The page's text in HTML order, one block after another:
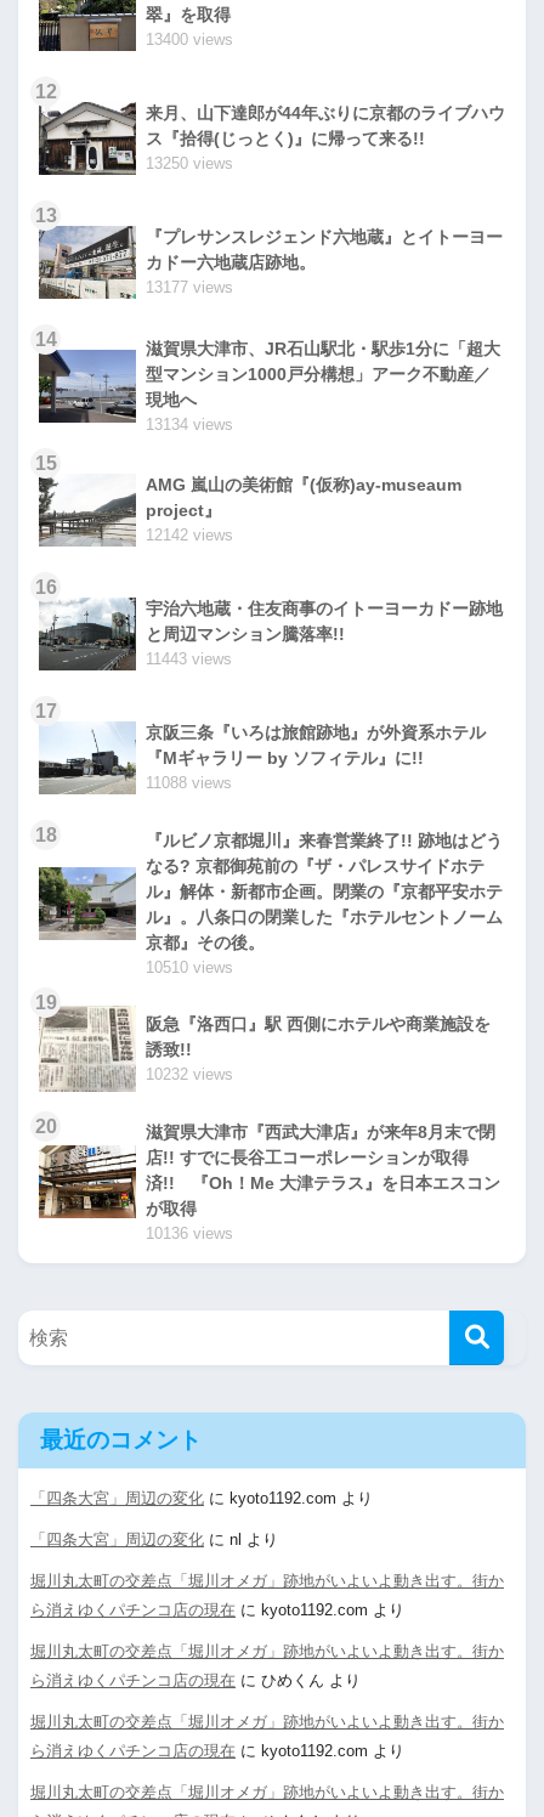
翠』を取得
13400 views
12
来月、山下達郎が44年ぶりに京都のライブハウ
ス『拾得(じっとく)』に帰って来る!!
13250 views
13
『プレサンスレジェンド六地蔵』とイトーヨー
カドー六地蔵店跡地。
13177 views
14
滋賀県大津市、JR石山駅北・駅歩1分に「超大
型マンション1000戸分構想」アーク不動産／
現地へ
13134 views
15
AMG 嵐山の美術館『(仮称)ay-museaum
project』
12142 views
16
宇治六地蔵・住友商事のイトーヨーカドー跡地
と周辺マンション騰落率!!
11443 views
17
京阪三条『いろは旅館跡地』が外資系ホテル
『Mギャラリー by ソフィテル』に!!
11088 views
18
『ルビノ京都堀川』来春営業終了!! 跡地はどう
なる? 京都御苑前の『ザ・パレスサイドホテ
ル』解体・新都市企画。閉業の『京都平安ホテ
ル』。八条口の閉業した『ホテルセントノーム
京都』その後。
10510 views
19
阪急『洛西口』駅 西側にホテルや商業施設を
誘致!!
10232 views
20
滋賀県大津市『西武大津店』が来年8月末で閉
店!! すでに長谷工コーポレーションが取得
済!! 『Oh！Me 大津テラス』を日本エスコン
が取得
10136 views
最近のコメント
「四条大宮」周辺の変化 に kyoto1192.com より
「四条大宮」周辺の変化 に nl より
堀川丸太町の交差点「堀川オメガ」跡地がいよいよ動き出す。街か
ら消えゆくパチンコ店の現在 に kyoto1192.com より
堀川丸太町の交差点「堀川オメガ」跡地がいよいよ動き出す。街か
ら消えゆくパチンコ店の現在 に ひめくん より
堀川丸太町の交差点「堀川オメガ」跡地がいよいよ動き出す。街か
ら消えゆくパチンコ店の現在 に kyoto1192.com より
堀川丸太町の交差点「堀川オメガ」跡地がいよいよ動き出す。街か